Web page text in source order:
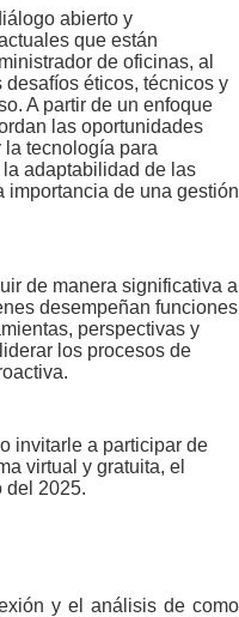
abierto y
que están
de oficinas, al
éticos, técnicos y
A partir de un enfoque
las oportunidades
tecnología para
adaptabilidad de las
de una gestión
de manera significativa a
desempeñan funciones
perspectivas y
los procesos de
invitarle a participar de
virtual y gratuita, el
del 2025.
y el análisis de como